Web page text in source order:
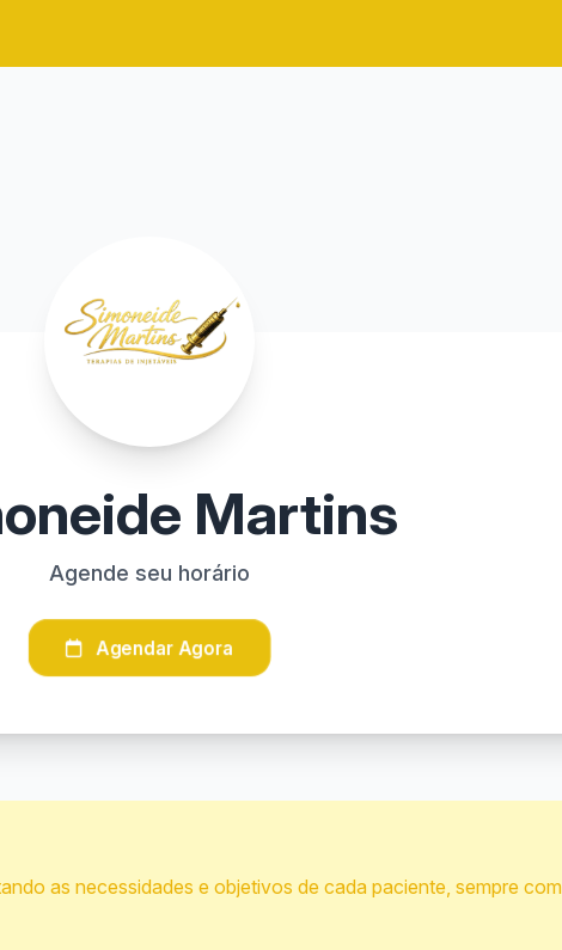
Martins
Agende seu horário
Agendar Agora
as necessidades e objetivos de cada paciente, sempre com